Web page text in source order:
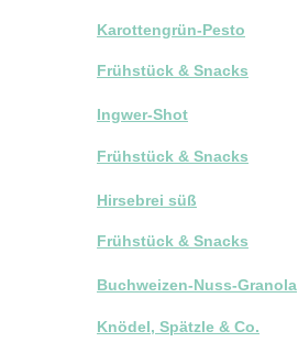
Karottengrün-Pesto
Frühstück & Snacks
Ingwer-Shot
Frühstück & Snacks
Hirsebrei süß
Frühstück & Snacks
Buchweizen-Nuss-Granola
Knödel, Spätzle & Co.